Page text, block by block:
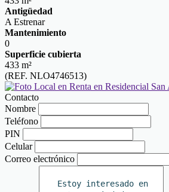
Antigüedad
A Estrenar
Mantenimiento
0
Superficie cubierta
433 m²
(REF. NLO4746513)
Contacto
Nombre
Teléfono
PIN
Celular
Correo electrónico